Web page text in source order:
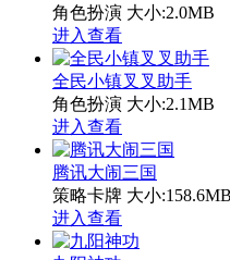
角色扮演 大小:2.0MB
进入查看
全民小镇叉叉助手
角色扮演 大小:2.1MB
进入查看
腾讯大闹三国
策略卡牌 大小:158.6MB
进入查看